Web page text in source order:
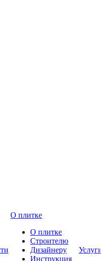
О плитке
О плитке
Строителю
Дизайнеру
Инструкция